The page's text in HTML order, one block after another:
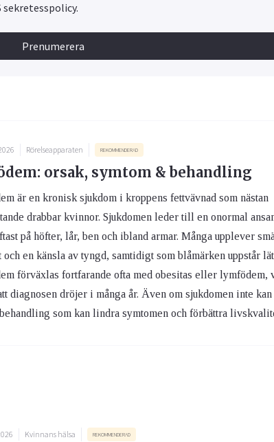
Prenumerera
Rörelseapparaten REKOMMENDERAD
orsak, symtom & behandling
är en kronisk sjukdom i kroppens fettvävnad som nästan
drabbar kvinnor. Sjukdomen leder till en onormal
på höfter, lår, ben och ibland armar. Många upplever
och en känsla av tyngd, samtidigt som blåmärken uppstår
förväxlas fortfarande ofta med obesitas eller lymfödem,
diagnosen dröjer i många år. Även om sjukdomen inte kan
som kan lindra symtomen och förbättra
Kvinnans hälsa REKOMMENDERAD